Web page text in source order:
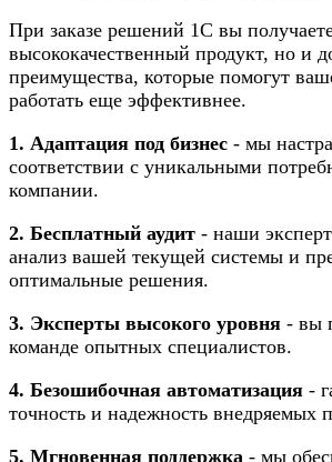
При заказе решений 1С вы
высококачественный продукт, но и
преимущества, которые помогут
работать еще эффективнее.
1. Адаптация под бизнес - мы
соответствии с уникальными
компании.
2. Бесплатный аудит - наши
анализ вашей текущей системы и
оптимальные решения.
3. Эксперты высокого уровня - вы
команде опытных специалистов.
4. Безошибочная автоматизация -
точность и надежность внедряемых
5. Мгновенная поддержка - мы